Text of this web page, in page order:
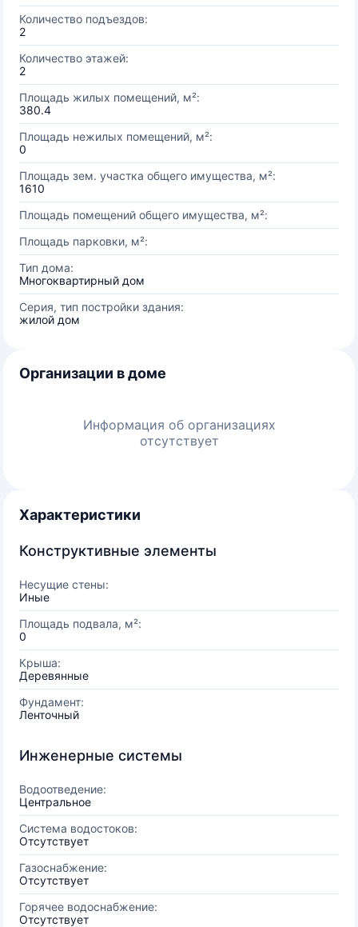
Количество подъездов:
2
Количество этажей:
2
Площадь жилых помещений, м²:
380.4
Площадь нежилых помещений, м²:
0
Площадь зем. участка общего имущества, м²:
1610
Площадь помещений общего имущества, м²:
Площадь парковки, м²:
Тип дома:
Многоквартирный дом
Серия, тип постройки здания:
жилой дом
Организации в доме
Информация об организациях
отсутствует
Характеристики
Конструктивные элементы
Несущие стены:
Иные
Площадь подвала, м²:
0
Крыша:
Деревянные
Фундамент:
Ленточный
Инженерные системы
Водоотведение:
Центральное
Система водостоков:
Отсутствует
Газоснабжение:
Отсутствует
Горячее водоснабжение:
Отсутствует